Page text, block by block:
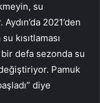
su
Aydın’da 2021’den
kısıtlaması
bir defa sezonda su
Pamuk
diye